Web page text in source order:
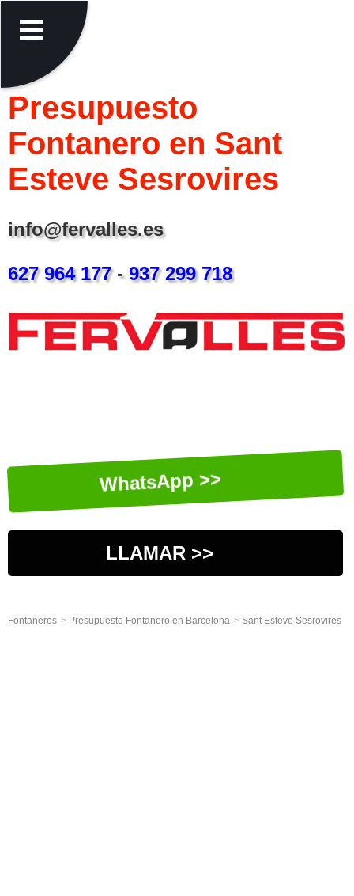
Presupuesto
Fontanero en Sant
Esteve Sesrovires
info@fervalles.es
627 964 177-937 299 718
WhatsApp >>
LLAMAR >>
Fontaneros Presupuesto Fontanero en Barcelona Sant Esteve Sesrovires